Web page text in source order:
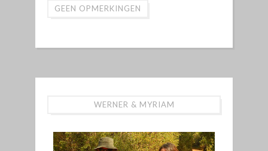
GEEN OPMERKINGEN
WERNER & MYRIAM